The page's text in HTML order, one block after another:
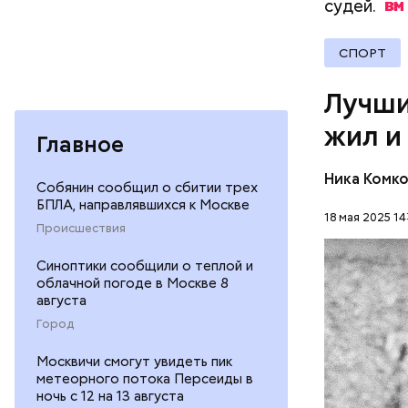
Главное
Собянин сообщил о сбитии трех
БПЛА, направлявшихся к Москве
Происшествия
Синоптики сообщили о теплой и
облачной погоде в Москве 8
августа
Город
Москвичи смогут увидеть пик
метеорного потока Персеиды в
ночь с 12 на 13 августа
судей.
СПОРТ
жил и
Ника
18 мая 2025
Лев
мальчик
жизнь
семьей
ФУТБОЛ
получили